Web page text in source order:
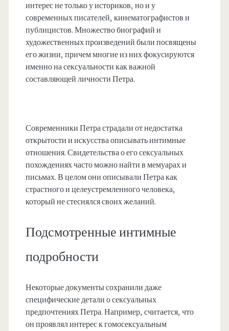
интерес не только у историков, но и у
современных писателей, кинематографистов и
публицистов. Множество биографий и
художественных произведений были посвящены
его жизни, причем многие из них фокусируются
именно на сексуальности как важной
составляющей личности Петра.
Современники Петра страдали от недостатка
открытости и искусства описывать интимные
отношения. Свидетельства о его сексуальных
похождениях часто можно найти в мемуарах и
письмах. В целом они описывали Петра как
страстного и целеустремленного человека,
который не стеснялся своих желаний.
Подсмотренные интимные
подробности
Некоторые документы сохранили даже
специфические детали о сексуальных
предпочтениях Петра. Например, считается, что
он проявлял интерес к гомосексуальным